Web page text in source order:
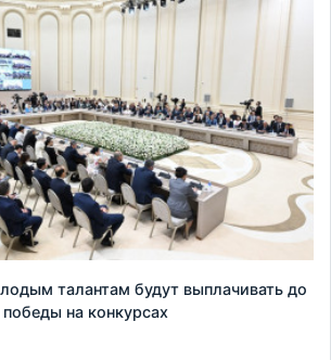
талантам будут выплачивать до
на конкурсах